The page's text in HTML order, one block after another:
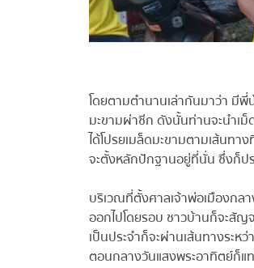
โดยตามตำนานเล่ากันมาว่า มี
มะขามผ่าซีก ดังนั้นท่านจะนำเม็
ได้โปรยเมล็ดมะขามตามเส้นท
จะตั้งหลักปักฐานอยู่ที่นั่น ซึ่งก็ป
บริเวณที่ตั้งศาลเจ้าพ่อเมืองกล
ออกไปโดยรอบ ชาวบ้านก็จะสั
เป็นประจำก็จะผ่านเส้นทางระ
ตอนกลางวันแสงพระอาทิตย์ก็แ